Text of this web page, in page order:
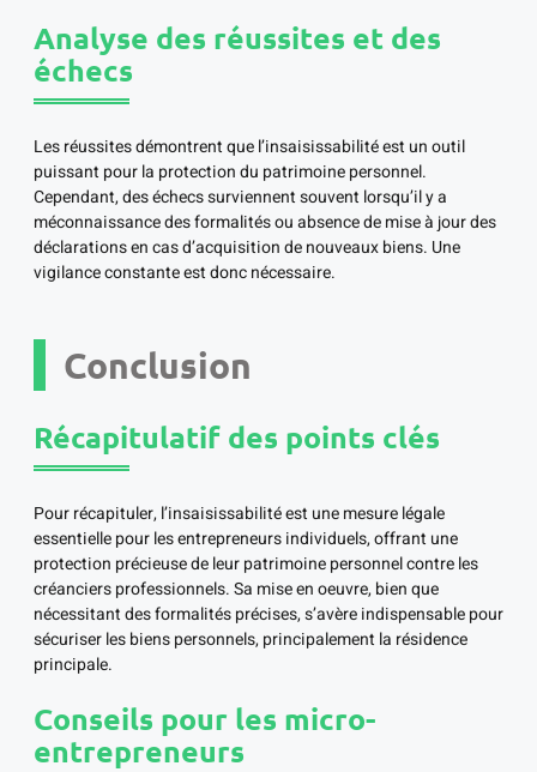
Analyse des réussites et des
échecs
Les réussites démontrent que l’insaisissabilité est un outil
puissant pour la protection du patrimoine personnel.
Cependant, des échecs surviennent souvent lorsqu’il y a
méconnaissance des formalités ou absence de mise à jour des
déclarations en cas d’acquisition de nouveaux biens. Une
vigilance constante est donc nécessaire.
Conclusion
Récapitulatif des points clés
Pour récapituler, l’insaisissabilité est une mesure légale
essentielle pour les entrepreneurs individuels, offrant une
protection précieuse de leur patrimoine personnel contre les
créanciers professionnels. Sa mise en oeuvre, bien que
nécessitant des formalités précises, s’avère indispensable pour
sécuriser les biens personnels, principalement la résidence
principale.
Conseils pour les micro-
entrepreneurs